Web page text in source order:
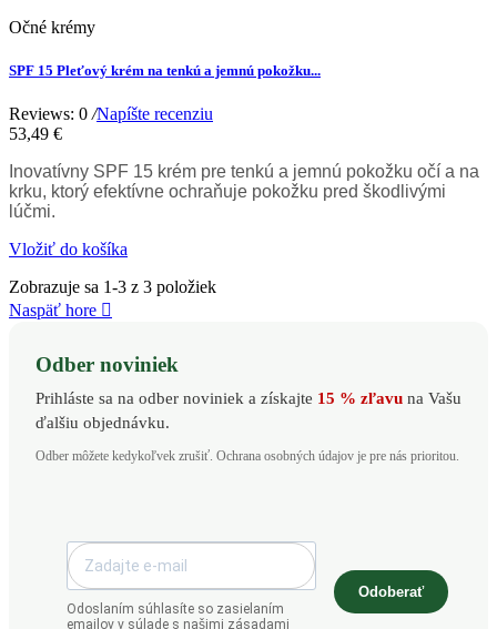
Očné krémy
SPF 15 Pleťový krém na tenkú a jemnú pokožku...
Reviews: 0 /Napíšte recenziu
53,49 €
Inovatívny SPF 15 krém pre tenkú a jemnú pokožku očí a na
krku, ktorý efektívne ochraňuje pokožku pred škodlivými
lúčmi.
Vložiť do košíka
Zobrazuje sa 1-3 z 3 položiek
Naspäť hore 
Odber noviniek
Prihláste sa na odber noviniek a získajte 15 % zľavu na Vašu
ďalšiu objednávku.
Odber môžete kedykoľvek zrušiť. Ochrana osobných údajov je pre nás prioritou.
Odoslaním súhlasíte so zasielaním
emailov v súlade s našimi zásadami
Odoberať